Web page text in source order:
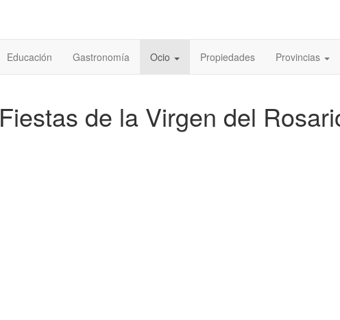
Educación Gastronomía Ocio Propiedades Provincias
Fiestas de la Virgen del